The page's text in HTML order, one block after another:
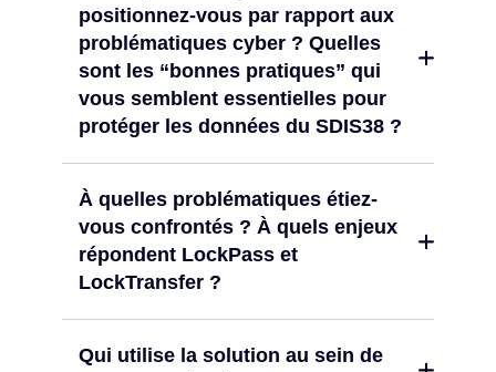
positionnez-vous par rapport aux
problématiques cyber ? Quelles
sont les “bonnes pratiques” qui
vous semblent essentielles pour
protéger les données du SDIS38 ?
À quelles problématiques étiez-
vous confrontés ? À quels enjeux
répondent LockPass et
LockTransfer ?
Qui utilise la solution au sein de